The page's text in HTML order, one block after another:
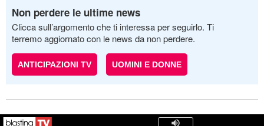
Non perdere le ultime news
Clicca sull’argomento che ti interessa per seguirlo. Ti
terremo aggiornato con le news da non perdere.
ANTICIPAZIONI TV UOMINI E DONNE